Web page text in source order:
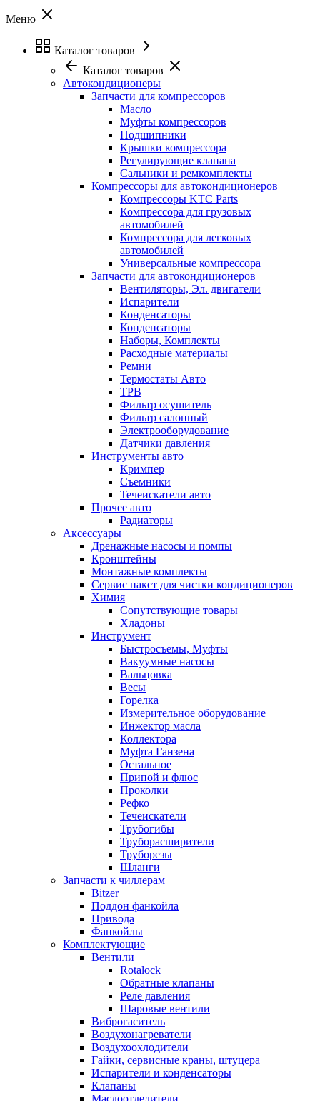
Меню
Каталог товаров
Каталог товаров
Автокондиционеры
Запчасти для компрессоров
Масло
Муфты компрессоров
Подшипники
Крышки компрессора
Регулирующие клапана
Сальники и ремкомплекты
Компрессоры для автокондиционеров
Компрессоры KTC Parts
Компрессора для грузовых
автомобилей
Компрессора для легковых
автомобилей
Универсальные компрессора
Запчасти для автокондиционеров
Вентиляторы, Эл. двигатели
Испарители
Конденсаторы
Конденсаторы
Наборы, Комплекты
Расходные материалы
Ремни
Термостаты Авто
ТРВ
Фильтр осушитель
Фильтр салонный
Электрооборудование
Датчики давления
Инструменты авто
Кримпер
Съемники
Течеискатели авто
Прочее авто
Радиаторы
Аксессуары
Дренажные насосы и помпы
Кронштейны
Монтажные комплекты
Сервис пакет для чистки кондиционеров
Химия
Сопутствующие товары
Хладоны
Инструмент
Быстросъемы, Муфты
Вакуумные насосы
Вальцовка
Весы
Горелка
Измерительное оборудование
Инжектор масла
Коллектора
Муфта Ганзена
Остальное
Припой и флюс
Проколки
Рефко
Течеискатели
Трубогибы
Труборасширители
Труборезы
Шланги
Запчасти к чиллерам
Bitzer
Поддон фанкойла
Привода
Фанкойлы
Комплектующие
Вентили
Rotalock
Обратные клапаны
Реле давления
Шаровые вентили
Виброгаситель
Воздухонагреватели
Воздухоохлодители
Гайки, сервисные краны, штуцера
Испарители и конденсаторы
Клапаны
Маслоотделители